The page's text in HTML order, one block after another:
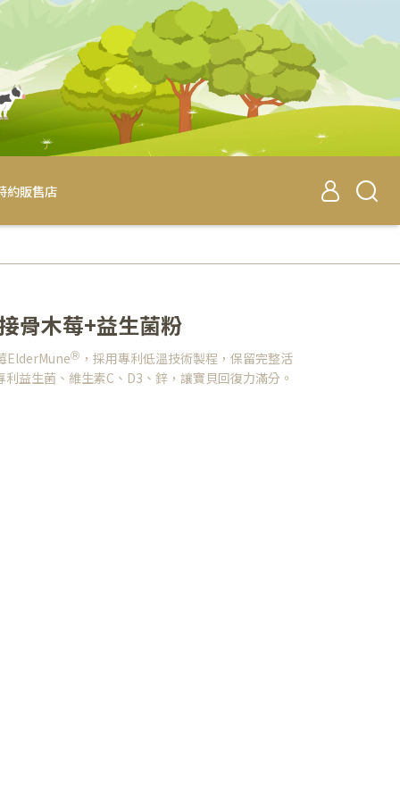
約販售店
骨木莓+益生菌粉
ElderMuneⓇ ，採用專利低溫技術製程，保留完整活
利益生菌、維生素C、D3、鋅，讓寶貝回復力滿分。